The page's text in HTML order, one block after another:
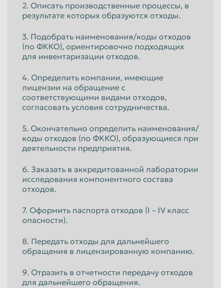
2. Описать производственные процессы, в
результате которых образуются отходы.
3. Подобрать наименования/коды отходов
(по ФККО), ориентировочно подходящих
для инвентаризации отходов.
4. Определить компании, имеющие
лицензии на обращение с
соответствующими видами отходов,
согласовать условия сотрудничества.
5. Окончательно определить наименования/
коды отходов (по ФККО), образующиеся при
деятельности предприятия.
6. Заказать в аккредитованной лаборатории
исследования компонентного состава
отходов.
7. Оформить паспорта отходов (I – IV класс
опасности).
8. Передать отходы для дальнейшего
обращения в лицензированную компанию.
9. Отразить в отчетности передачу отходов
для дальнейшего обращения.